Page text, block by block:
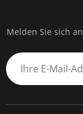
Melden Sie sich